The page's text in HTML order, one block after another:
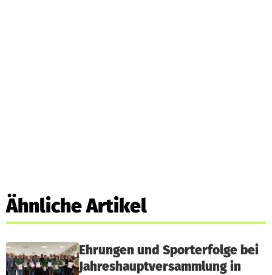
Ähnliche Artikel
Ehrungen und Sporterfolge bei
Jahreshauptversammlung in